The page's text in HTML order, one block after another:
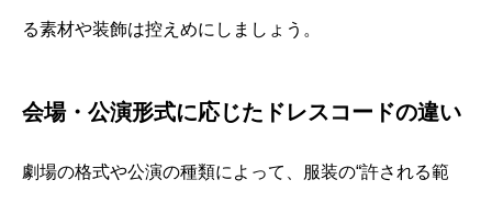
る素材や装飾は控えめにしましょう。
会場・公演形式に応じたドレスコードの違い
劇場の格式や公演の種類によって、服装の“許される範